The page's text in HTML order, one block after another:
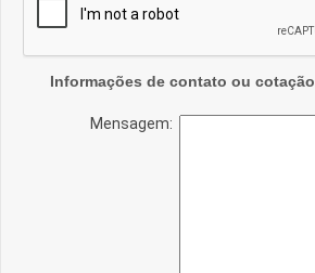
Informações de contato ou cotação
Mensagem: